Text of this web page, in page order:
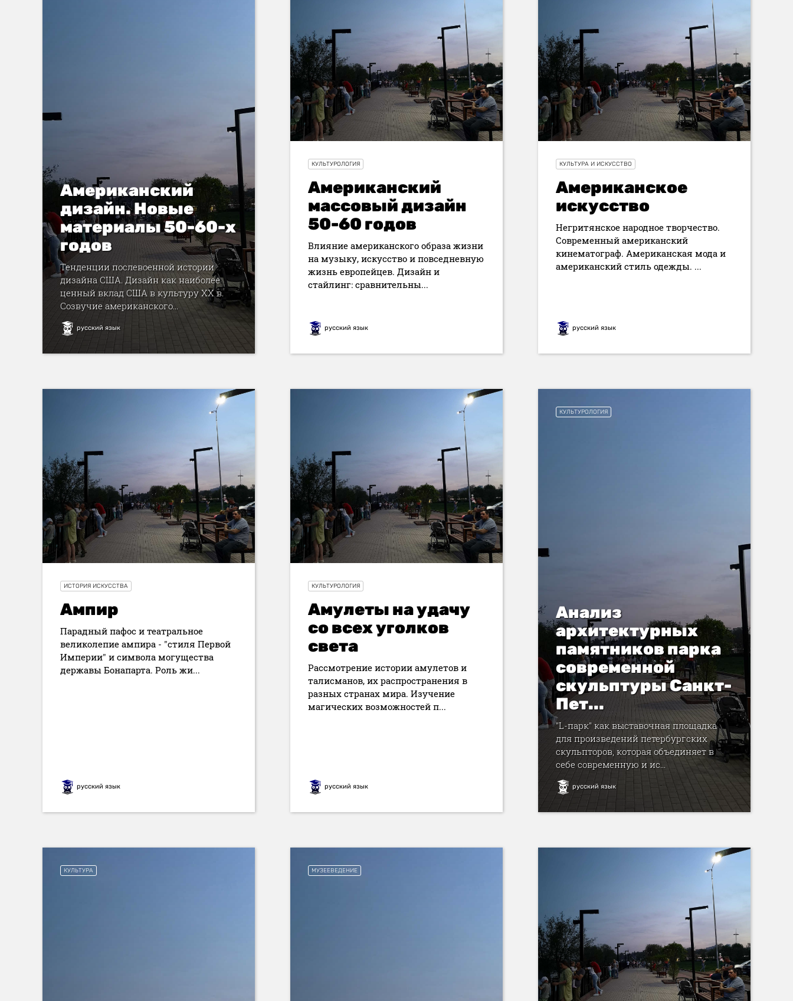
Американский
дизайн. Новые
материалы 50-60-х
годов
Тенденции послевоенной истории
дизайна США. Дизайн как наиболее
ценный вклад США в культуру XX в.
Созвучие американского...
русский язык
КУЛЬТУРОЛОГИЯ
Американский
массовый дизайн
50-60 годов
Влияние американского образа жизни
на музыку, искусство и повседневную
жизнь европейцев. Дизайн и
стайлинг: сравнительны...
русский язык
КУЛЬТУРА И ИСКУССТВО
Американское
искусство
Негритянское народное творчество.
Современный американский
кинематограф. Американская мода и
американский стиль одежды. ...
русский язык
ИСТОРИЯ ИСКУССТВА
Ампир
Парадный пафос и театральное
великолепие ампира - "стиля Первой
Империи" и символа могущества
державы Бонапарта. Роль жи...
русский язык
КУЛЬТУРОЛОГИЯ
Амулеты на удачу
со всех уголков
света
Рассмотрение истории амулетов и
талисманов, их распространения в
разных странах мира. Изучение
магических возможностей п...
русский язык
КУЛЬТУРОЛОГИЯ
Анализ
архитектурных
памятников парка
современной
скульптуры Санкт-
Пет...
"L-парк" как выставочная площадка
для произведений петербургских
скульпторов, которая объединяет в
себе современную и ис...
русский язык
КУЛЬТУРА МУЗЕЕВЕДЕНИЕ